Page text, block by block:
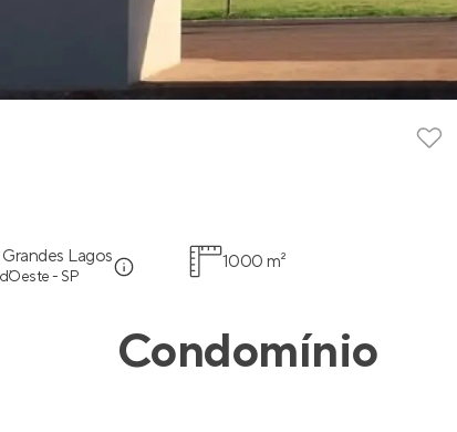
Lagos
- SP
1000 m²
Condomínio